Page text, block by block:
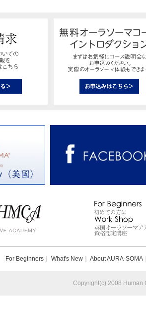
For Beginners ｜ What's New ｜ About AURA-SOMA
Copyright(c) 2008 Human